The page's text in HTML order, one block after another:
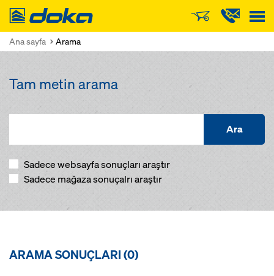
Doka
Ana sayfa Arama
Tam metin arama
Ara
Sadece websayfa sonuçları araştır
Sadece mağaza sonuçalrı araştır
ARAMA SONUÇLARI (0)